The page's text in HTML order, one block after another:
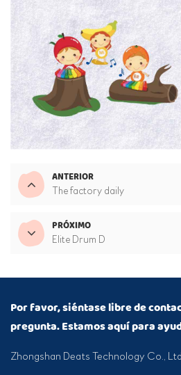
ANTERIOR
The factory daily
PRÓXIMO
Elite Drum D
Por favor, siéntase libre de
pregunta. Estamos aquí para
Zhongshan Deats Technology Co., Ltd